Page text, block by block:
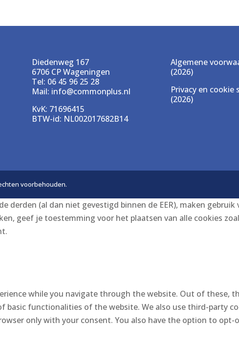
Diedenweg 167
6706 CP Wageningen
Tel: 06 45 96 25 28
Mail: info@commonplus.nl
KvK: 71696415
BTW-id: NL002017682B14
Algemene
(2026)
Privacy en
(2026)
voorbehouden.
derden (al dan niet gevestigd binnen de EER), maken
geef je toestemming voor het plaatsen van alle cookies
while you navigate through the website. Out of these,
basic functionalities of the website. We also use third-party
only with your consent. You also have the option to